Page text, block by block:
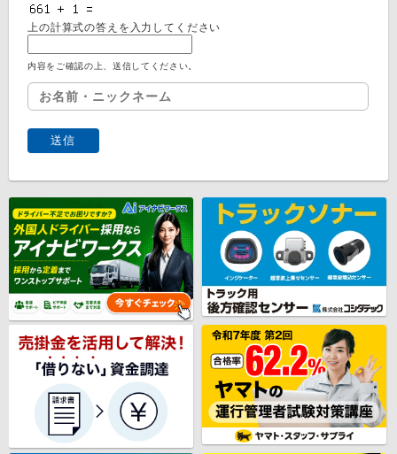
上の計算式の答えを入力してください
内容をご確認の上、送信してください。